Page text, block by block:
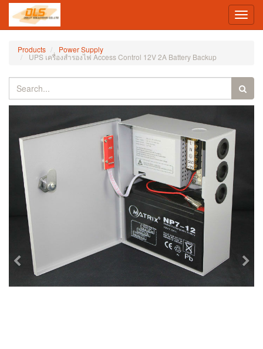
Products Power Supply
UPS เครื่องสำรองไฟ Access Control 12V 2A Battery Backup
Previous